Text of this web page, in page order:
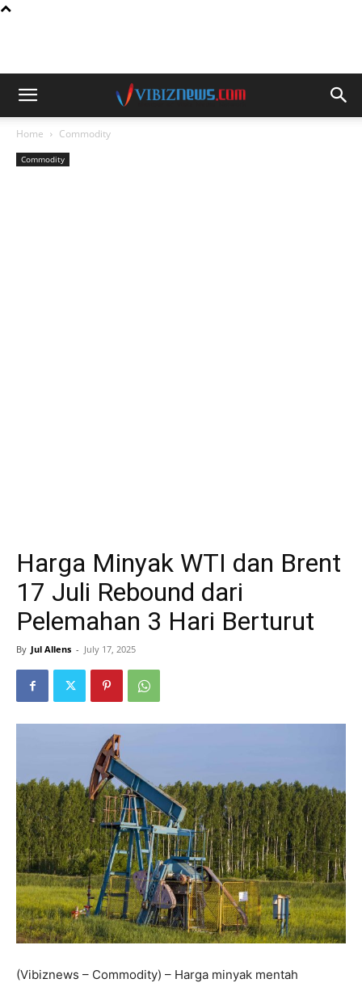
Home Commodity
Commodity
Harga Minyak WTI dan Brent
17 Juli Rebound dari
Pelemahan 3 Hari Berturut
By Jul Allens - July 17, 2025
(Vibiznews – Commodity) – Harga minyak mentah